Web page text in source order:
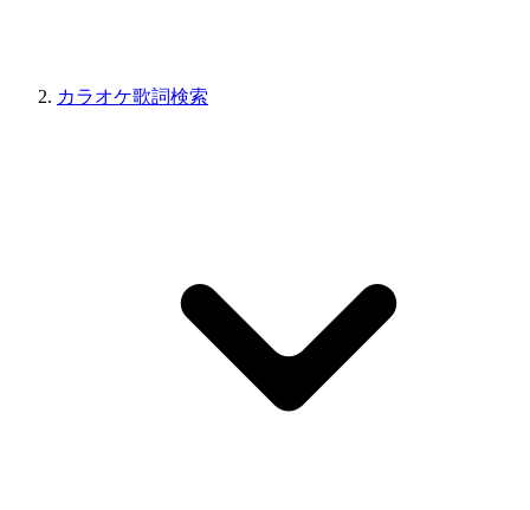
カラオケ歌詞検索